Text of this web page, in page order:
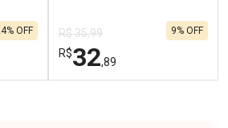
Por R$ 17,59/cada
OFF
R$ 35,99
R$32,89
9% OFF